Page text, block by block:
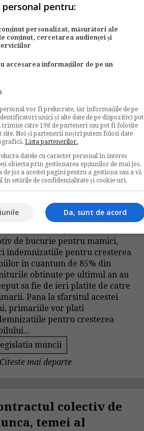
40% mai mici decat in Romania
mai mici la utilitati, patronii
sunt tot mai tentati sa-si
si afaceri
de
copil primita
la primarii in
de 85% din
ultimului an
03/2009
de bucurie pentru mamici,
indemnizatiile pentru cresterea
in cuantum de 85% din
obtinute pe ultimul an au
sa fie de ieri platite de catre
Pana la sfarsitul acestei
primariile vor plati
pentru cresterea
muncii
Citeste mai departe
colectiv de
temei al
personal pentru:
personalizat, măsurători ale
conținut, cercetarea audienței și
accesarea informațiilor de pe un
vor fi prelucrate, iar informațiile de pe
unici și alte date de pe dispozitiv) pot
trimise către 198 de parteneri sau pot fi folosite
site. Noi și partenerii noștri putem folosi date
Lista partenerilor.
datele cu caracter personal în interes
obiecta prin gestionarea opțiunilor de mai jos.
jos a acestei pagini pentru a gestiona sau a vă
în setările de confidențialitate și cookie-uri.
Da, sunt de acord